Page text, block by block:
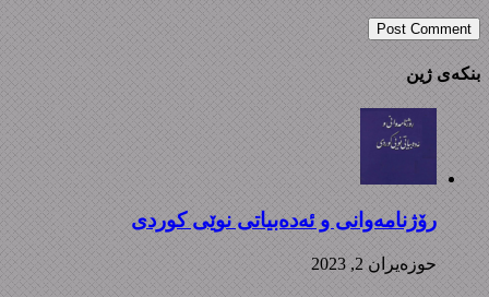
بنکەی ژین
رۆژنامەوانی و ئەدەبیاتی نوێی کوردی
حوزه‌یران 2, 2023